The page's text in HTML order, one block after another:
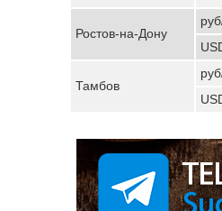
Ростов-на-Дону
Тамбов